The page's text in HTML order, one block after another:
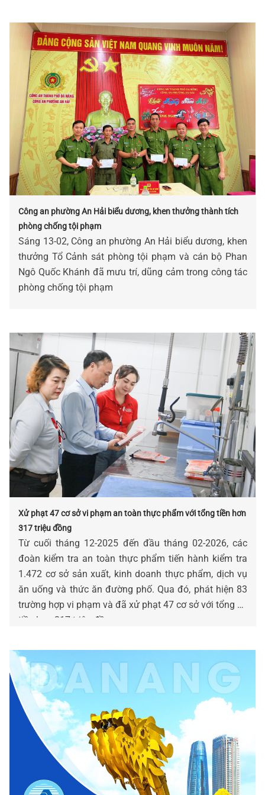
Công an phường An Hải biểu dương, khen thưởng thành tích
phòng chống tội phạm
Sáng 13-02, Công an phường An Hải biểu dương, khen
thưởng Tổ Cảnh sát phòng tội phạm và cán bộ Phan
Ngô Quốc Khánh đã mưu trí, dũng cảm trong công tác
phòng chống tội phạm
Xử phạt 47 cơ sở vi phạm an toàn thực phẩm với tổng tiền hơn
317 triệu đồng
Từ cuối tháng 12-2025 đến đầu tháng 02-2026, các
đoàn kiểm tra an toàn thực phẩm tiến hành kiểm tra
1.472 cơ sở sản xuất, kinh doanh thực phẩm, dịch vụ
ăn uống và thức ăn đường phố. Qua đó, phát hiện 83
trường hợp vi phạm và đã xử phạt 47 cơ sở với tổng số
tiền hơn 317 triệu đồng.